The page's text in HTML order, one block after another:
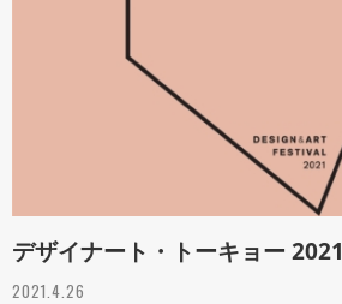
デザイナート・トーキョー 2021
2021.4.26